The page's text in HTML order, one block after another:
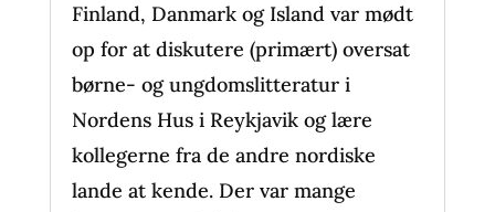
Finland, Danmark og Island var mødt
op for at diskutere (primært) oversat
børne- og ungdomslitteratur i
Nordens Hus i Reykjavik og lære
kollegerne fra de andre nordiske
lande at kende. Der var mange